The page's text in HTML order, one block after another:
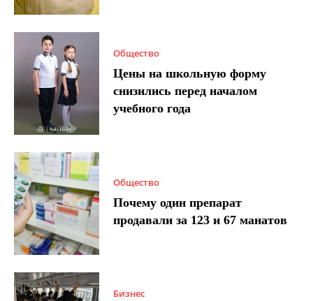
Общество
Цены на школьную форму
снизились перед началом
учебного года
Общество
Почему один препарат
продавали за 123 и 67 манатов
Бизнес